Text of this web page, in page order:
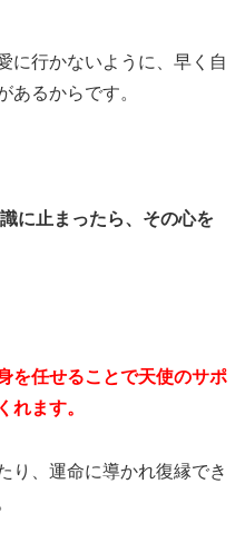
に行かないように、早く自
あるからです。
に止まったら、その心を
を任せることで天使のサポ
れます。
り、運命に導かれ復縁でき